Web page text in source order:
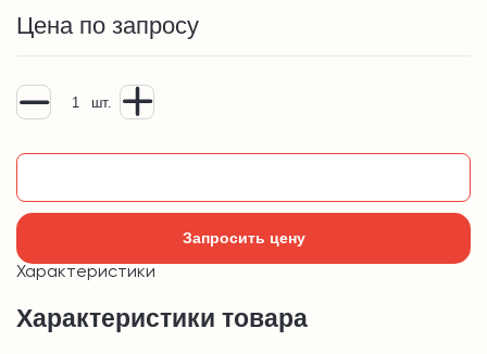
Цена по запросу
шт.
Запросить цену
Характеристики
Характеристики товара